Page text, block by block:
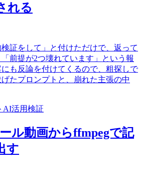
れる
証をして」と付けただけで、返って
前提が2つ壊れています」という報
も反論を付けてくるので、粗探しで
たプロンプトと、崩れた主張の中
AI活用検証
ル動画からffmpegで記
す